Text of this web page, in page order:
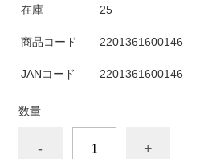
在庫 25
商品コード 2201361600146
JANコード 2201361600146
数量
- +